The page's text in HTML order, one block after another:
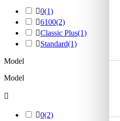
0(1)
6100(2)
Classic Plus(1)
Standard(1)
Model
Model

0(2)